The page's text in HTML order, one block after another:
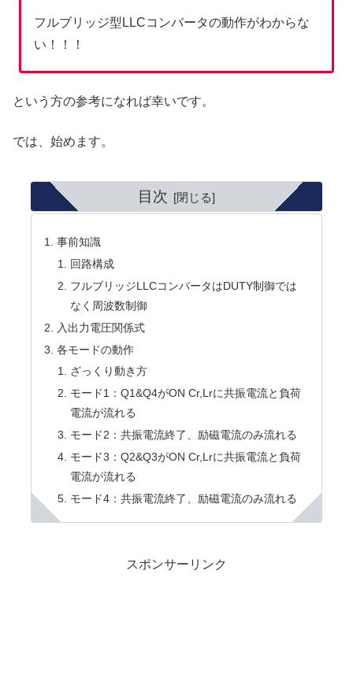
フルブリッジ型LLCコンバータの動作がわからな
い！！！
という方の参考になれば幸いです。
では、始めます。
目次
事前知識
回路構成
フルブリッジLLCコンバータはDUTY制御では
なく周波数制御
入出力電圧関係式
各モードの動作
ざっくり動き方
モード1：Q1&Q4がON Cr,Lrに共振電流と負荷
電流が流れる
モード2：共振電流終了、励磁電流のみ流れる
モード3：Q2&Q3がON Cr,Lrに共振電流と負荷
電流が流れる
モード4：共振電流終了、励磁電流のみ流れる
スポンサーリンク